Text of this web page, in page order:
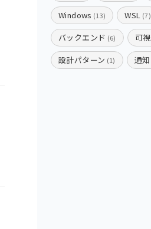
Windows (13) WSL (7)
バックエンド (6) 可
設計パターン (1) 通知